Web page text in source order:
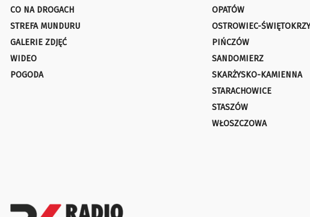
CO NA DROGACH
STREFA MUNDURU
GALERIE ZDJĘĆ
WIDEO
POGODA
OPATÓW
OSTROWIEC-
PIŃCZÓW
SANDOMIERZ
SKARŻYSKO-KAMIENNA
STARACHOWICE
STASZÓW
WŁOSZCZOWA